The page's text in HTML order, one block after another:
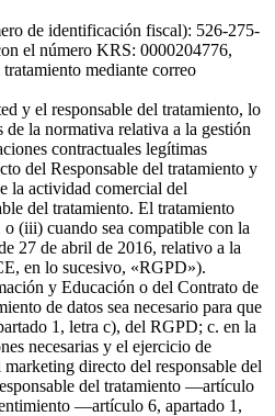
de identificación fiscal): 526-275-
el número KRS: 0000204776,
mediante correo
y el responsable del tratamiento, lo
la normativa relativa a la gestión
contractuales legítimas
del Responsable del tratamiento y
la actividad comercial del
del tratamiento. El tratamiento
(iii) cuando sea compatible con la
27 de abril de 2016, relativo a la
en lo sucesivo, «RGPD»).
y Educación o del Contrato de
de datos sea necesario para que
1, letra c), del RGPD; c. en la
necesarias y el ejercicio de
directo del responsable del
del tratamiento —artículo
—artículo 6, apartado 1,